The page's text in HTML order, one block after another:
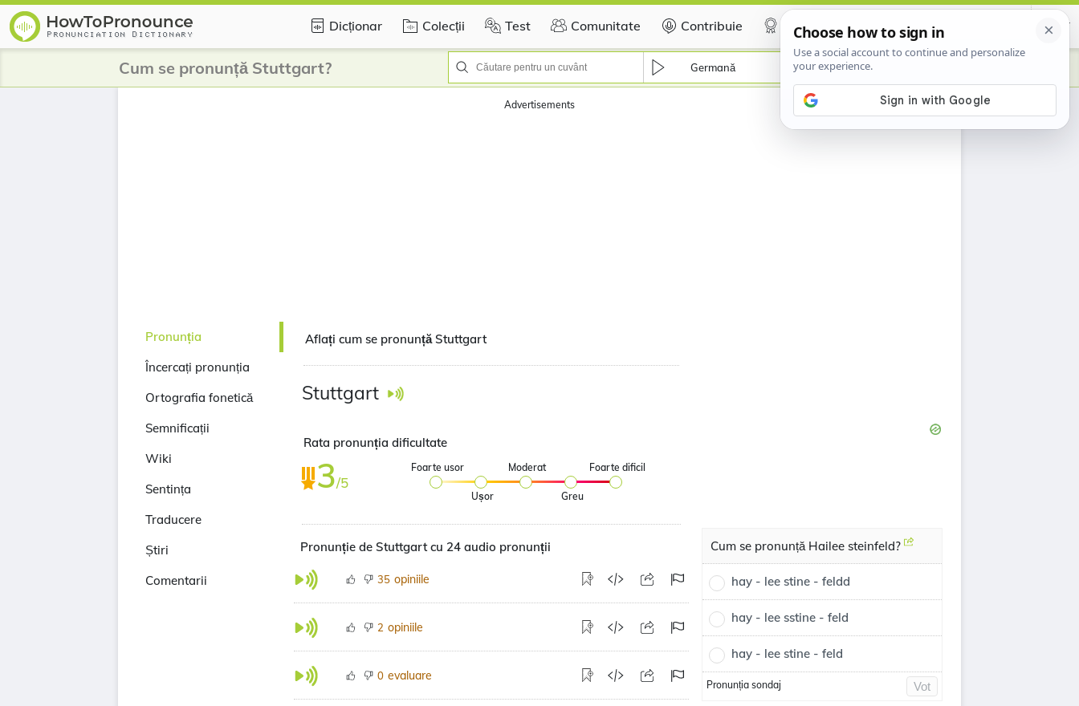
Dicționar Colecții Test Comunitate Contribuie Certificate
Cum se pronunță Stuttgart? Germană
Advertisements
Pronunția
Încercați pronunția
Ortografia fonetică
Semnificații
Wiki
Sentința
Traducere
Știri
Comentarii
Aflați cum se pronunță Stuttgart
Stuttgart
Rata pronunția dificultate
3/5
Foarte usor
Ușor
Moderat
Greu
Foarte dificil
Pronunție de Stuttgart cu 24 audio pronunții
35 opiniile
2 opiniile
0 evaluare
Cum se pronunță Hailee steinfeld?
hay - lee stine - feldd
hay - lee sstine - feld
hay - lee stine - feld
Pronunția sondaj Vot